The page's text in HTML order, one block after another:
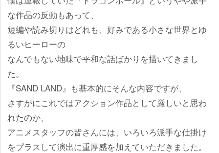
な作品の反動もあって、
短編や読み切りはどれも、好みである小さな世界とゆ
るいヒーローの
なんでもない地味で平和な話ばかりを描いてきまし
た。
『SAND LAND』も基本的にそんな内容ですが、
さすがにこれではアクション作品として厳しいと思わ
れたのか、
アニメスタッフの皆さんには、いろいろ派手な仕掛け
をプラスして演出に重厚感を加えていただきました。